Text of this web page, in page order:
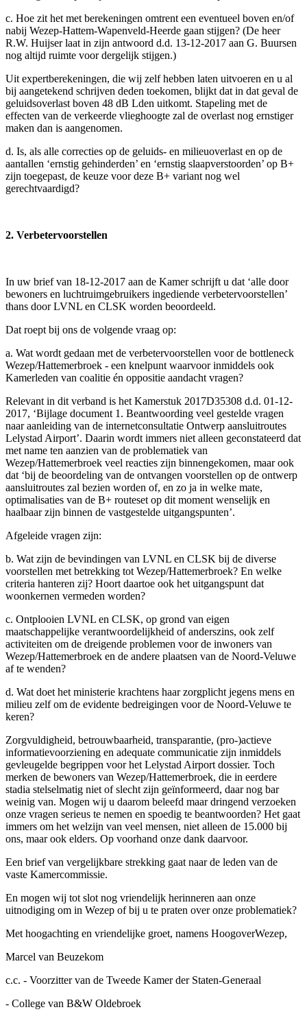
c. Hoe zit het met berekeningen omtrent een eventueel boven en/of
nabij Wezep-Hattem-Wapenveld-Heerde gaan stijgen? (De heer
R.W. Huijser laat in zijn antwoord d.d. 13-12-2017 aan G. Buursen
nog altijd ruimte voor dergelijk stijgen.)
Uit expertberekeningen, die wij zelf hebben laten uitvoeren en u al
bij aangetekend schrijven deden toekomen, blijkt dat in dat geval de
geluidsoverlast boven 48 dB Lden uitkomt. Stapeling met de
effecten van de verkeerde vlieghoogte zal de overlast nog ernstiger
maken dan is aangenomen.
d. Is, als alle correcties op de geluids- en milieuoverlast en op de
aantallen ‘ernstig gehinderden’ en ‘ernstig slaapverstoorden’ op B+
zijn toegepast, de keuze voor deze B+ variant nog wel
gerechtvaardigd?
2. Verbetervoorstellen
In uw brief van 18-12-2017 aan de Kamer schrijft u dat ‘alle door
bewoners en luchtruimgebruikers ingediende verbetervoorstellen’
thans door LVNL en CLSK worden beoordeeld.
Dat roept bij ons de volgende vraag op:
a. Wat wordt gedaan met de verbetervoorstellen voor de bottleneck
Wezep/Hattemerbroek - een knelpunt waarvoor inmiddels ook
Kamerleden van coalitie én oppositie aandacht vragen?
Relevant in dit verband is het Kamerstuk 2017D35308 d.d. 01-12-
2017, ‘Bijlage document 1. Beantwoording veel gestelde vragen
naar aanleiding van de internetconsultatie Ontwerp aansluitroutes
Lelystad Airport’. Daarin wordt immers niet alleen geconstateerd dat
met name ten aanzien van de problematiek van
Wezep/Hattemerbroek veel reacties zijn binnengekomen, maar ook
dat ‘bij de beoordeling van de ontvangen voorstellen op de ontwerp
aansluitroutes zal bezien worden of, en zo ja in welke mate,
optimalisaties van de B+ routeset op dit moment wenselijk en
haalbaar zijn binnen de vastgestelde uitgangspunten’.
Afgeleide vragen zijn:
b. Wat zijn de bevindingen van LVNL en CLSK bij de diverse
voorstellen met betrekking tot Wezep/Hattemerbroek? En welke
criteria hanteren zij? Hoort daartoe ook het uitgangspunt dat
woonkernen vermeden worden?
c. Ontplooien LVNL en CLSK, op grond van eigen
maatschappelijke verantwoordelijkheid of anderszins, ook zelf
activiteiten om de dreigende problemen voor de inwoners van
Wezep/Hattemerbroek en de andere plaatsen van de Noord-Veluwe
af te wenden?
d. Wat doet het ministerie krachtens haar zorgplicht jegens mens en
milieu zelf om de evidente bedreigingen voor de Noord-Veluwe te
keren?
Zorgvuldigheid, betrouwbaarheid, transparantie, (pro-)actieve
informatievoorziening en adequate communicatie zijn inmiddels
gevleugelde begrippen voor het Lelystad Airport dossier. Toch
merken de bewoners van Wezep/Hattemerbroek, die in eerdere
stadia stelselmatig niet of slecht zijn geïnformeerd, daar nog bar
weinig van. Mogen wij u daarom beleefd maar dringend verzoeken
onze vragen serieus te nemen en spoedig te beantwoorden? Het gaat
immers om het welzijn van veel mensen, niet alleen de 15.000 bij
ons, maar ook elders. Op voorhand onze dank daarvoor.
Een brief van vergelijkbare strekking gaat naar de leden van de
vaste Kamercommissie.
En mogen wij tot slot nog vriendelijk herinneren aan onze
uitnodiging om in Wezep of bij u te praten over onze problematiek?
Met hoogachting en vriendelijke groet, namens HoogoverWezep,
Marcel van Beuzekom
c.c. - Voorzitter van de Tweede Kamer der Staten-Generaal
- College van B&W Oldebroek